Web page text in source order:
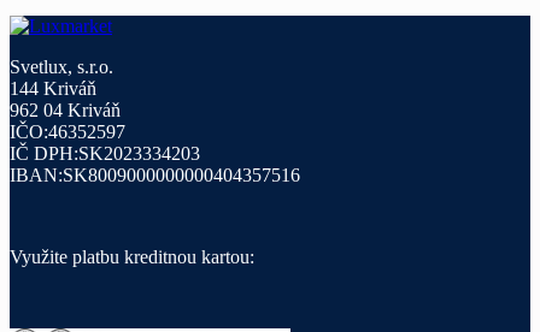
Svetlux, s.r.o.
144 Kriváň
962 04 Kriváň
IČO:46352597
IČ DPH:SK2023334203
IBAN:SK8009000000000404357516
Využite platbu kreditnou kartou: